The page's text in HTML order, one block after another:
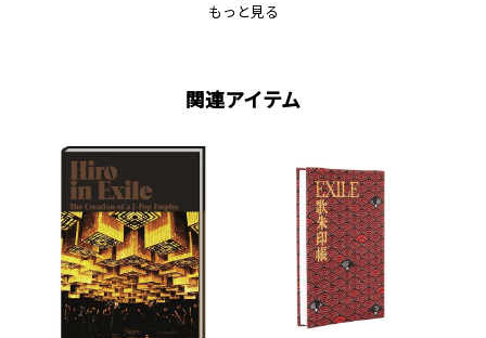
退職後にセカンドキャリアを探すのではなく、現在の仕事を軸
若い世代、そして自身のキャリア構築を考える20代30代にと
■著者
EXILE TETSUYA
■発売日
2019年12月23日(月)
■価格
本体3,800円+税
もっと見る
関連アイテム